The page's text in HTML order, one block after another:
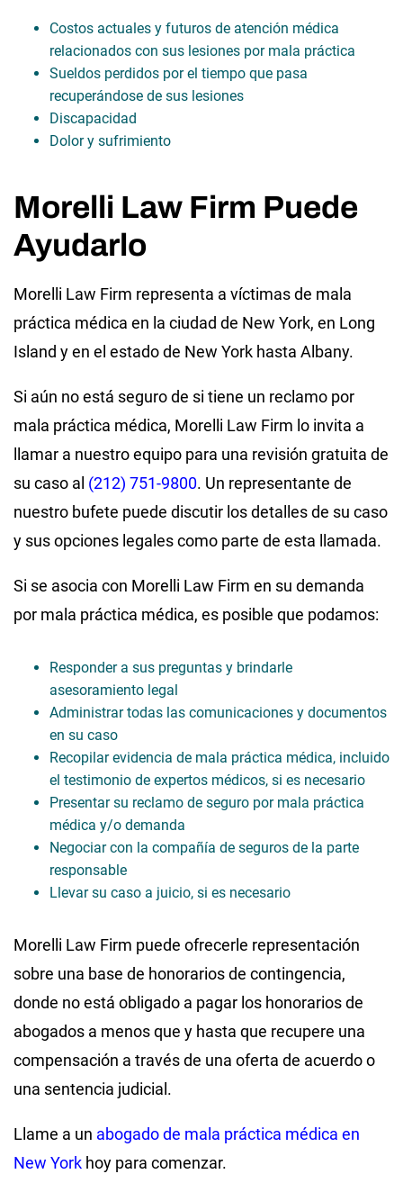
Costos actuales y futuros de atención médica
relacionados con sus lesiones por mala práctica
Sueldos perdidos por el tiempo que pasa
recuperándose de sus lesiones
Discapacidad
Dolor y sufrimiento
Morelli Law Firm Puede
Ayudarlo
Morelli Law Firm representa a víctimas de mala
práctica médica en la ciudad de New York, en Long
Island y en el estado de New York hasta Albany.
Si aún no está seguro de si tiene un reclamo por
mala práctica médica, Morelli Law Firm lo invita a
llamar a nuestro equipo para una revisión gratuita de
su caso al (212) 751-9800. Un representante de
nuestro bufete puede discutir los detalles de su caso
y sus opciones legales como parte de esta llamada.
Si se asocia con Morelli Law Firm en su demanda
por mala práctica médica, es posible que podamos:
Responder a sus preguntas y brindarle
asesoramiento legal
Administrar todas las comunicaciones y documentos
en su caso
Recopilar evidencia de mala práctica médica, incluido
el testimonio de expertos médicos, si es necesario
Presentar su reclamo de seguro por mala práctica
médica y/o demanda
Negociar con la compañía de seguros de la parte
responsable
Llevar su caso a juicio, si es necesario
Morelli Law Firm puede ofrecerle representación
sobre una base de honorarios de contingencia,
donde no está obligado a pagar los honorarios de
abogados a menos que y hasta que recupere una
compensación a través de una oferta de acuerdo o
una sentencia judicial.
Llame a un abogado de mala práctica médica en
New York hoy para comenzar.